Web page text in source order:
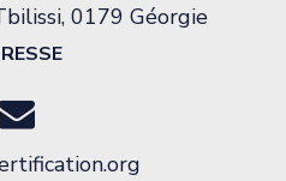
0179 Géorgie